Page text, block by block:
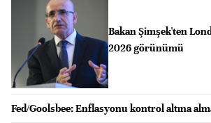
Bakan Şimşek'ten
2026 görünümü
Fed/Goolsbee: Enflasyonu kontrol altına